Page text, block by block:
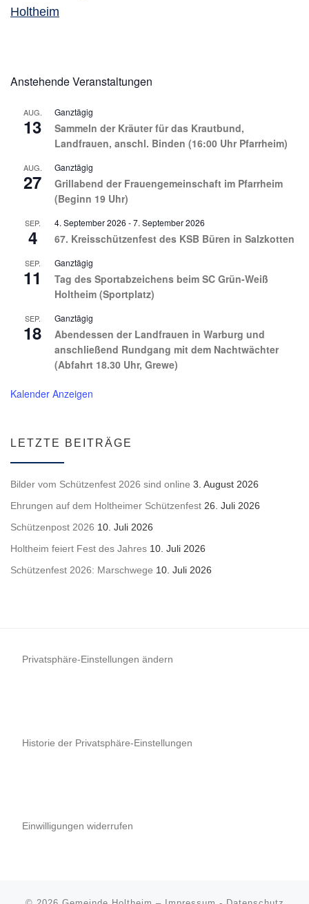
Holtheim
Anstehende Veranstaltungen
AUG.
13
Ganztägig
Sammeln der Kräuter für das Krautbund,
Landfrauen, anschl. Binden (16:00 Uhr Pfarrheim)
AUG.
27
Ganztägig
Grillabend der Frauengemeinschaft im Pfarrheim
(Beginn 19 Uhr)
SEP.
4
4. September 2026 -7. September 2026
67. Kreisschützenfest des KSB Büren in Salzkotten
SEP.
11
Ganztägig
Tag des Sportabzeichens beim SC Grün-Weiß
Holtheim (Sportplatz)
SEP.
18
Ganztägig
Abendessen der Landfrauen in Warburg und
anschließend Rundgang mit dem Nachtwächter
(Abfahrt 18.30 Uhr, Grewe)
Kalender Anzeigen
LETZTE BEITRÄGE
Bilder vom Schützenfest 2026 sind online 3. August 2026
Ehrungen auf dem Holtheimer Schützenfest 26. Juli 2026
Schützenpost 2026 10. Juli 2026
Holtheim feiert Fest des Jahres 10. Juli 2026
Schützenfest 2026: Marschwege 10. Juli 2026
Privatsphäre-Einstellungen ändern
Historie der Privatsphäre-Einstellungen
Einwilligungen widerrufen